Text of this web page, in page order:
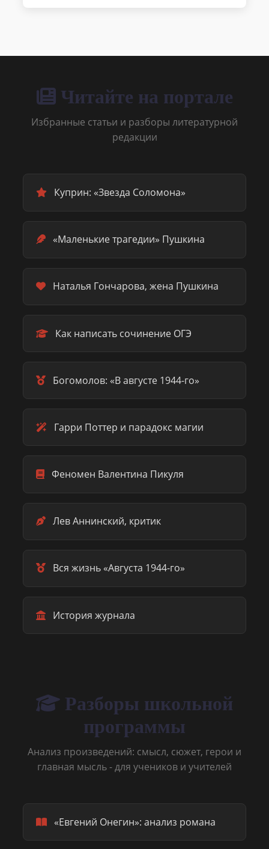
Читайте на портале
Избранные статьи и разборы литературной
редакции
Куприн: «Звезда Соломона»
«Маленькие трагедии» Пушкина
Наталья Гончарова, жена Пушкина
Как написать сочинение ОГЭ
Богомолов: «В августе 1944-го»
Гарри Поттер и парадокс магии
Феномен Валентина Пикуля
Лев Аннинский, критик
Вся жизнь «Августа 1944-го»
История журнала
Разборы школьной
программы
Анализ произведений: смысл, сюжет, герои и
главная мысль - для учеников и учителей
«Евгений Онегин»: анализ романа